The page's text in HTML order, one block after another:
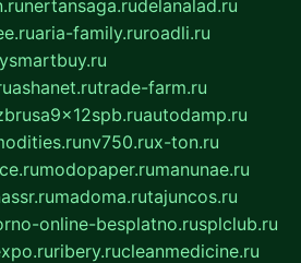
nertansaga.rudelanalad.ru
aria-family.ruroadli.ru
ashanet.rutrade-farm.ru
autodamp.ru
nv750.rux-ton.ru
modopaper.rumanunae.ru
madoma.rutajuncos.ru
online-besplatno.rusplclub.ru
ribery.rucleanmedicine.ru